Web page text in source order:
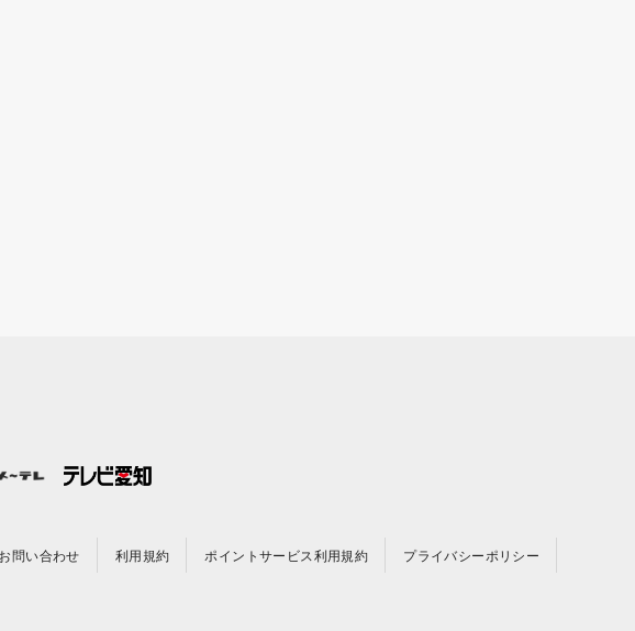
お問い合わせ 利用規約 ポイントサービス利用規約 プライバシーポリシー